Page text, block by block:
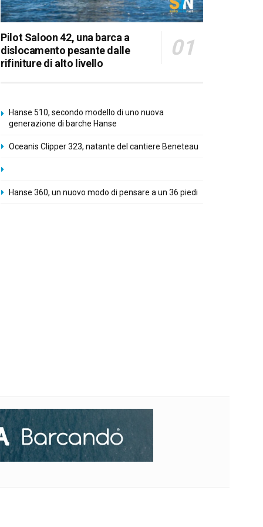
Pilot Saloon 42, una barca a
dislocamento pesante dalle
rifiniture di alto livello
Hanse 510, secondo modello di uno nuova
generazione di barche Hanse
Oceanis Clipper 323, natante del cantiere Beneteau
Hanse 360, un nuovo modo di pensare a un 36 piedi